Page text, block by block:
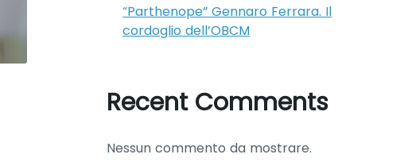
“Parthenope” Gennaro Ferrara. Il
cordoglio dell’OBCM
Recent Comments
Nessun commento da mostrare.